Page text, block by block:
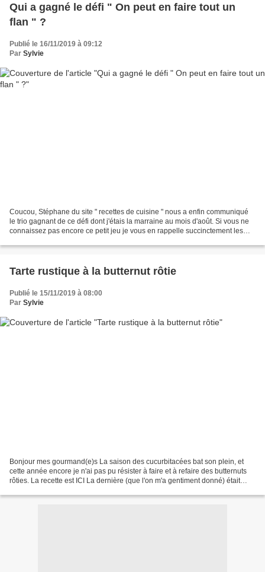
Qui a gagné le défi " On peut en faire tout un
flan " ?
Publié le 16/11/2019 à 09:12
Par Sylvie
Coucou, Stéphane du site " recettes de cuisine " nous a enfin communiqué
le trio gagnant de ce défi dont j'étais la marraine au mois d'août. Si vous ne
connaissez pas encore ce petit jeu je vous en rappelle succinctement les
Tarte rustique à la butternut rôtie
Publié le 15/11/2019 à 08:00
Par Sylvie
Bonjour mes gourmand(e)s La saison des cucurbitacées bat son plein, et
cette année encore je n'ai pas pu résister à faire et à refaire des butternuts
rôties. La recette est ICI La dernière (que l'on m'a gentiment donné) était